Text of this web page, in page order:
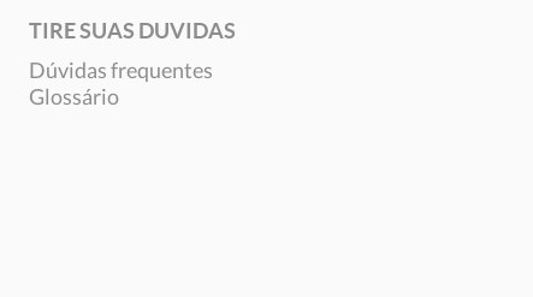
TIRE SUAS DUVIDAS
Dúvidas frequentes
Glossário